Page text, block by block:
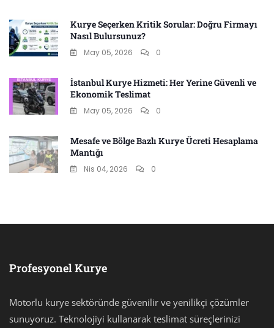
Kurye Seçerken Kritik Sorular: Doğru Firmayı
Nasıl Bulursunuz?
May 05, 2026 0
İstanbul Kurye Hizmeti: Her Yerine Güvenli ve
Ekonomik Teslimat
May 05, 2026 0
Mesafe ve Bölge Bazlı Kurye Ücreti Hesaplama
Mantığı
Nis 04, 2026 0
Profesyonel Kurye
Motorlu kurye sektöründe güvenilir ve yenilikçi çözümler
sunuyoruz. Teknolojiyi kullanarak teslimat süreçlerinizi